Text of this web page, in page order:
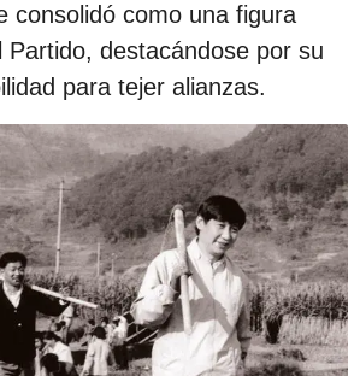
consolidó como una figura
Partido, destacándose por su
para tejer alianzas.